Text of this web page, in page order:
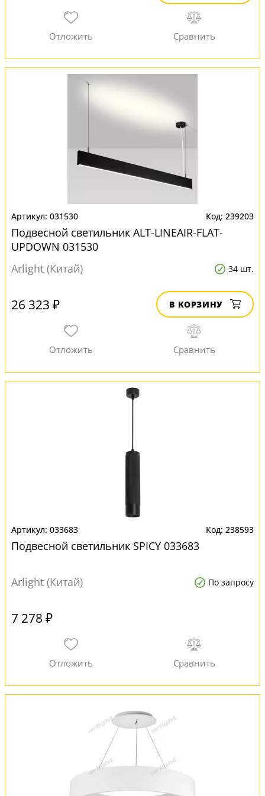
031530 239203
Подвесной светильник ALT-LINEAIR-FLAT-
UPDOWN 031530
Arlight (Китай)
34 шт.
26 323 ₽ В КОРЗИНУ
033683 238593
Подвесной светильник SPICY 033683
Arlight (Китай) По запросу
7 278 ₽